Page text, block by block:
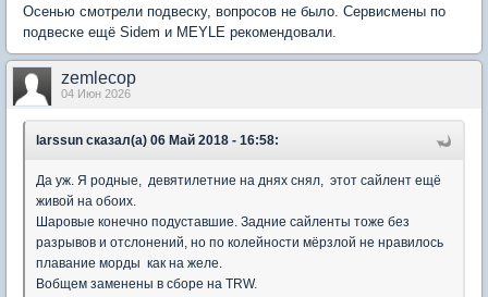
Осенью смотрели подвеску, вопросов не было. Сервисмены по
подвеске ещё Sidem и MEYLE рекомендовали.
zemlecop
04 Июн 2026
larssun сказал(а) 06 Май 2018 - 16:58:
Да уж. Я родные, девятилетние на днях снял, этот сайлент ещё
живой на обоих.
Шаровые конечно подуставшие. Задние сайленты тоже без
разрывов и отслонений, но по колейности мёрзлой не нравилось
плавание морды как на желе.
Вобщем заменены в сборе на TRW.